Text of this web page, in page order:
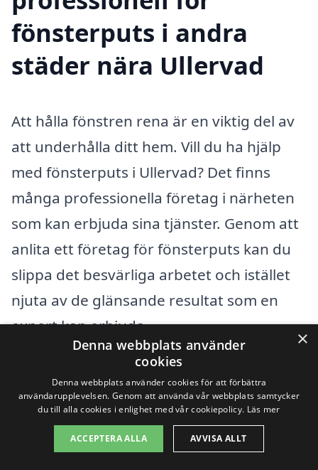
fönsterputs i andra
städer nära Ullervad
Att hålla fönstren rena är en viktig del av
att underhålla ditt hem. Vill du ha hjälp
med fönsterputs i Ullervad? Det finns
många professionella företag i närheten
som kan erbjuda sina tjänster. Genom att
anlita ett företag för fönsterputs kan du
slippa det besvärliga arbetet och istället
njuta av de glänsande resultat som en
expert kan erbjuda.
Ullervad ligger i ett område med flera
omkringliggande städer där du kan hitta
bra och pålitliga fönsterputsföretag. Här
är några av dem:
×
Denna webbplats använder
cookies
Denna webbplats använder cookies för att förbättra
användarupplevelsen. Genom att använda vår webbplats samtycker
du till alla cookies i enlighet med vår cookiepolicy. Läs mer
ACCEPTERA ALLA AVVISA ALLT